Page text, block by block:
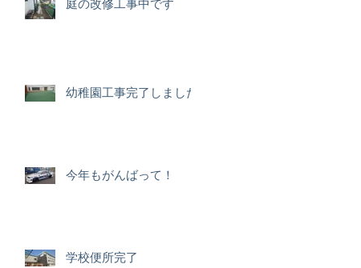
庭の改修工事中です
幼稚園工事完了しました
今年もがんばって！
学校便所完了